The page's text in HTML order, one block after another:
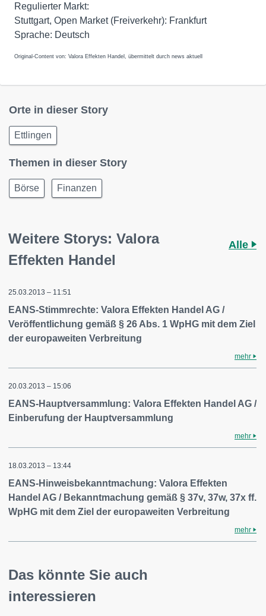
Regulierter Markt:
Stuttgart, Open Market (Freiverkehr): Frankfurt
Original-Content von: Valora Effekten Handel, übermittelt durch news aktuell
Orte in dieser Story
Ettlingen
Themen in dieser Story
Börse Finanzen
Weitere Storys: Valora
Effekten Handel
Alle
25.03.2013 – 11:51
EANS-Stimmrechte: Valora Effekten Handel AG /
Veröffentlichung gemäß § 26 Abs. 1 WpHG mit dem Ziel
der europaweiten Verbreitung
mehr
20.03.2013 – 15:06
EANS-Hauptversammlung: Valora Effekten Handel AG /
Einberufung der Hauptversammlung
mehr
18.03.2013 – 13:44
EANS-Hinweisbekanntmachung: Valora Effekten
Handel AG / Bekanntmachung gemäß § 37v, 37w, 37x ff.
WpHG mit dem Ziel der europaweiten Verbreitung
mehr
Das könnte Sie auch
interessieren